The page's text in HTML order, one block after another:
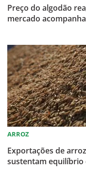
Preço do algodão
mercado
ARROZ
Exportações de
sustentam